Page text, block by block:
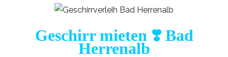
Geschirr mieten ❣️ Bad
Herrenalb